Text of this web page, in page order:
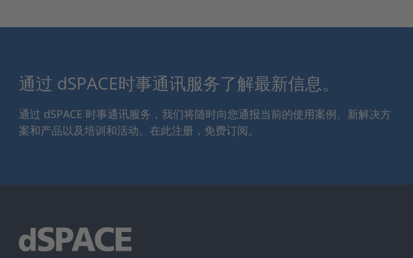
通过 dSPACE时事通讯服务了解最新信息。
通过 dSPACE 时事通讯服务，我们将随时向您通报当前的使用案例、新解决方
案和产品以及培训和活动。在此注册，免费订阅。